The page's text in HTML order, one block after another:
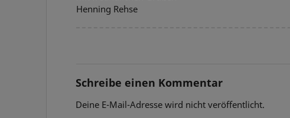
Henning Rehse
Schreibe einen Kommentar
Deine E-Mail-Adresse wird nicht veröffentlicht.